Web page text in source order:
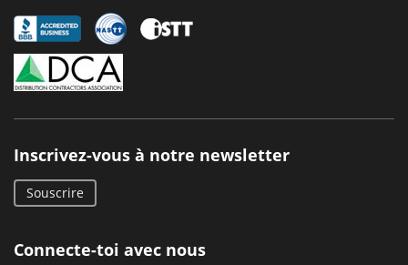
Inscrivez-vous à notre newsletter
Souscrire
Connecte-toi avec nous